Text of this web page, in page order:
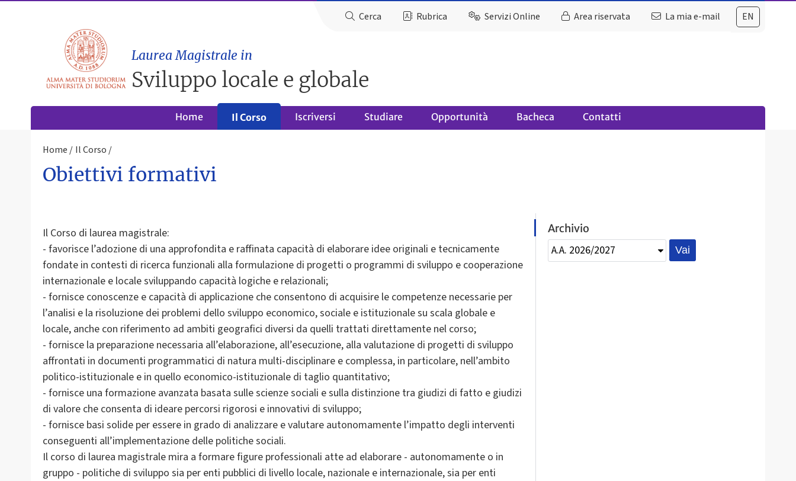
EN
Cerca Rubrica Servizi Online Area riservata La mia e-mail
Laurea Magistrale in
Sviluppo locale e globale
Home Il Corso Iscriversi Studiare Opportunità Bacheca Contatti
Home Il Corso
Obiettivi formativi
Il Corso di laurea magistrale:
- favorisce l’adozione di una approfondita e raffinata capacità di elaborare idee originali e tecnicamente
fondate in contesti di ricerca funzionali alla formulazione di progetti o programmi di sviluppo e cooperazione
internazionale e locale sviluppando capacità logiche e relazionali;
- fornisce conoscenze e capacità di applicazione che consentono di acquisire le competenze necessarie per
l’analisi e la risoluzione dei problemi dello sviluppo economico, sociale e istituzionale su scala globale e
locale, anche con riferimento ad ambiti geografici diversi da quelli trattati direttamente nel corso;
- fornisce la preparazione necessaria all’elaborazione, all’esecuzione, alla valutazione di progetti di sviluppo
affrontati in documenti programmatici di natura multi-disciplinare e complessa, in particolare, nell’ambito
politico-istituzionale e in quello economico-istituzionale di taglio quantitativo;
- fornisce una formazione avanzata basata sulle scienze sociali e sulla distinzione tra giudizi di fatto e giudizi
di valore che consenta di ideare percorsi rigorosi e innovativi di sviluppo;
- fornisce basi solide per essere in grado di analizzare e valutare autonomamente l’impatto degli interventi
conseguenti all’implementazione delle politiche sociali.
Il corso di laurea magistrale mira a formare figure professionali atte ad elaborare - autonomamente o in
gruppo - politiche di sviluppo sia per enti pubblici di livello locale, nazionale e internazionale, sia per enti
Archivio
Vai